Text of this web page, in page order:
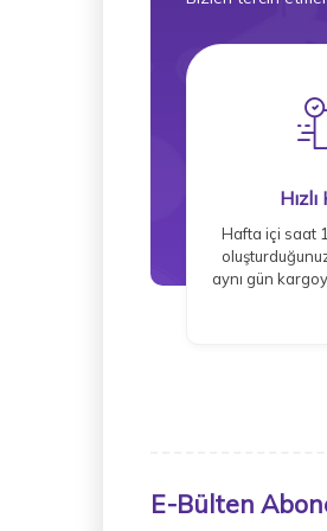
Hafta içi saat
aynı gün
E-Bülten